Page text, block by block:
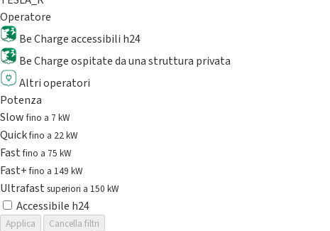
Operatore
Be Charge accessibili h24
Be Charge ospitate da una struttura privata
Altri operatori
Potenza
Slowfino a 7 kW
Quickfino a 22 kW
Fastfino a 75 kW
Fast+fino a 149 kW
Ultrafast superiori a 150 kW
Accessibile h24
Applica
Cancella filtri